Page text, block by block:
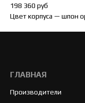
198 360 руб
Цвет корпуса — шпон
ГЛАВНАЯ
Производители